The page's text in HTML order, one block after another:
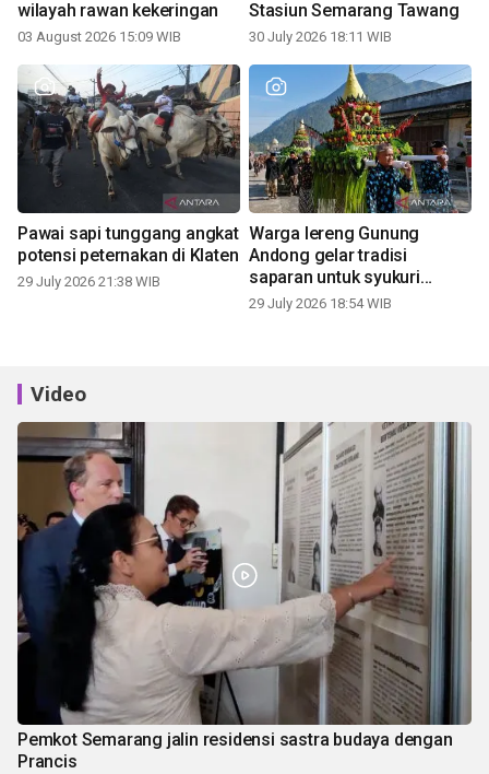
wilayah rawan kekeringan
03 August 2026 15:09 WIB
Stasiun Semarang Tawang
30 July 2026 18:11 WIB
Pawai sapi tunggang angkat
potensi peternakan di Klaten
29 July 2026 21:38 WIB
Warga lereng Gunung
Andong gelar tradisi
saparan untuk syukuri
panen
29 July 2026 18:54 WIB
Video
Pemkot Semarang jalin residensi sastra budaya dengan
Prancis